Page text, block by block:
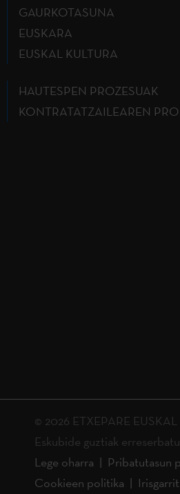
GAURKOTASUNA
EUSKARA
EUSKAL KULTURA
HAUTESPEN PROZESUAK
KONTRATATZAILEAREN
© 2026 ETXEPARE
Eskubide guztiak
Lege oharra
Pribatutasun
Cookieen politika